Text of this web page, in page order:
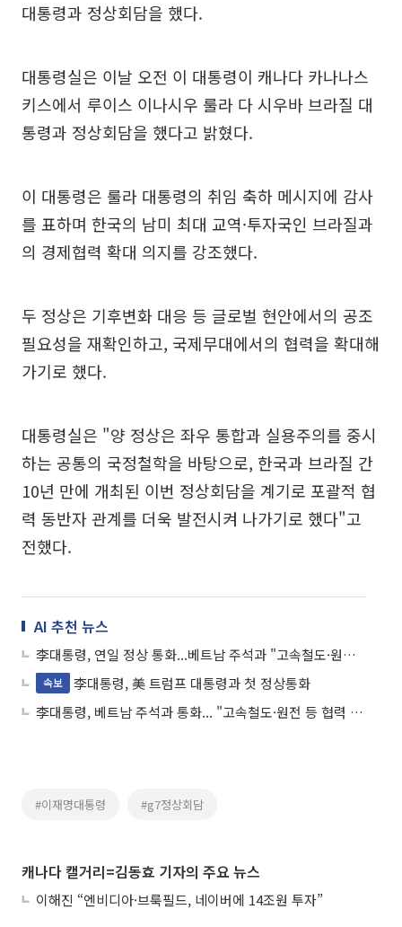
대통령과 정상회담을 했다.
대통령실은 이날 오전 이 대통령이 캐나다 카나나스
키스에서 루이스 이나시우 룰라 다 시우바 브라질 대
통령과 정상회담을 했다고 밝혔다.
이 대통령은 룰라 대통령의 취임 축하 메시지에 감사
를 표하며 한국의 남미 최대 교역·투자국인 브라질과
의 경제협력 확대 의지를 강조했다.
두 정상은 기후변화 대응 등 글로벌 현안에서의 공조
필요성을 재확인하고, 국제무대에서의 협력을 확대해
가기로 했다.
대통령실은 "양 정상은 좌우 통합과 실용주의를 중시
하는 공통의 국정철학을 바탕으로, 한국과 브라질 간
10년 만에 개최된 이번 정상회담을 계기로 포괄적 협
력 동반자 관계를 더욱 발전시켜 나가기로 했다"고
전했다.
AI 추천 뉴스
李대통령, 연일 정상 통화...베트남 주석과 "고속철도·원전 협력 확대"
속보
李대통령, 美 트럼프 대통령과 첫 정상통화
李대통령, 베트남 주석과 통화... "고속철도·원전 등 협력 확대"
#이재명대통령 #g7정상회담
캐나다 캘거리=김동효 기자의 주요 뉴스
이해진 “엔비디아·브룩필드, 네이버에 14조원 투자”